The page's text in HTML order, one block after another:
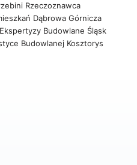
Rzeczoznawca
Dąbrowa Górnicza
Ekspertyzy Budowlane Śląsk
Budowlanej Kosztorys